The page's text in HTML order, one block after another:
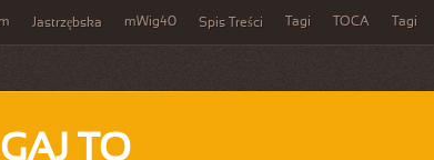
Jastrzębska mWig40 Spis Treści Tagi TOCA Tagi
TO